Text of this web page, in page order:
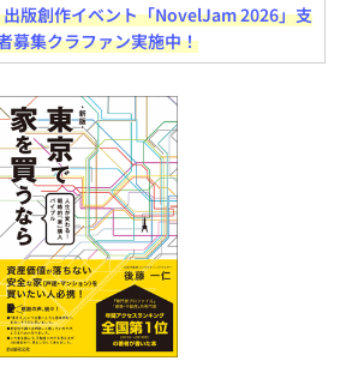
版創作イベント「NovelJam 2026」支
募集クラファン実施中！